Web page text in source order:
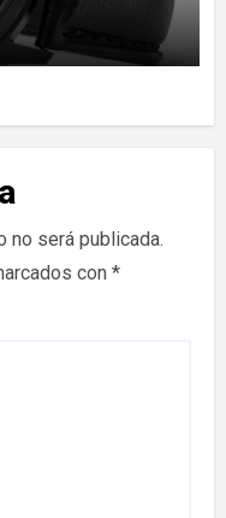
no será publicada.
con *